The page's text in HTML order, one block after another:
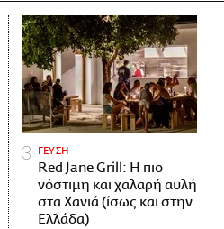
ΓΕΥΣΗ
Red Jane Grill: Η πιο
νόστιμη και χαλαρή αυλή
στα Χανιά (ίσως και στην
Ελλάδα)